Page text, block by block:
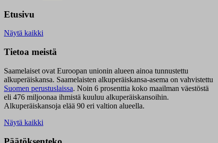
Etusivu
Näytä kaikki
Tietoa meistä
Saamelaiset ovat Euroopan unionin alueen ainoa tunnustettu
alkuperäiskansa. Saamelaisten alkuperäiskansa-asema on vahvistettu
Suomen perustuslaissa. Noin 6 prosenttia koko maailman väestöstä
eli 476 miljoonaa ihmistä kuuluu alkuperäiskansoihin.
Alkuperäiskansoja elää 90 eri valtion alueella.
Näytä kaikki